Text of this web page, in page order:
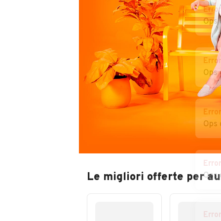
Le migliori offerte per
Error
Ops
Error
Ops
Error
Ops
Error
Ops
Error